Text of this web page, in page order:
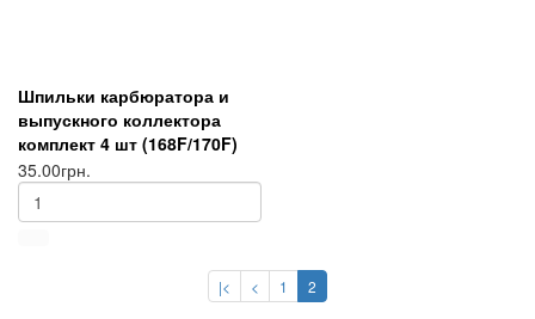
Шпильки карбюратора и
выпускного коллектора
комплект 4 шт (168F/170F)
35.00грн.
|< < 1 2